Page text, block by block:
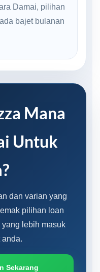
Damai, pilihan
bajet bulanan
Mana
Untuk
dan varian yang
pilihan loan
lebih masuk
Sekarang